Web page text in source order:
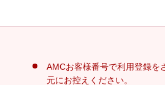
AMCお客様番号で利用登録を
元にお控えください。